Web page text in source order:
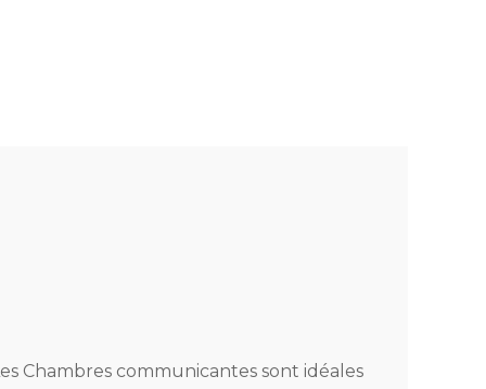
Chambres communicantes sont idéales